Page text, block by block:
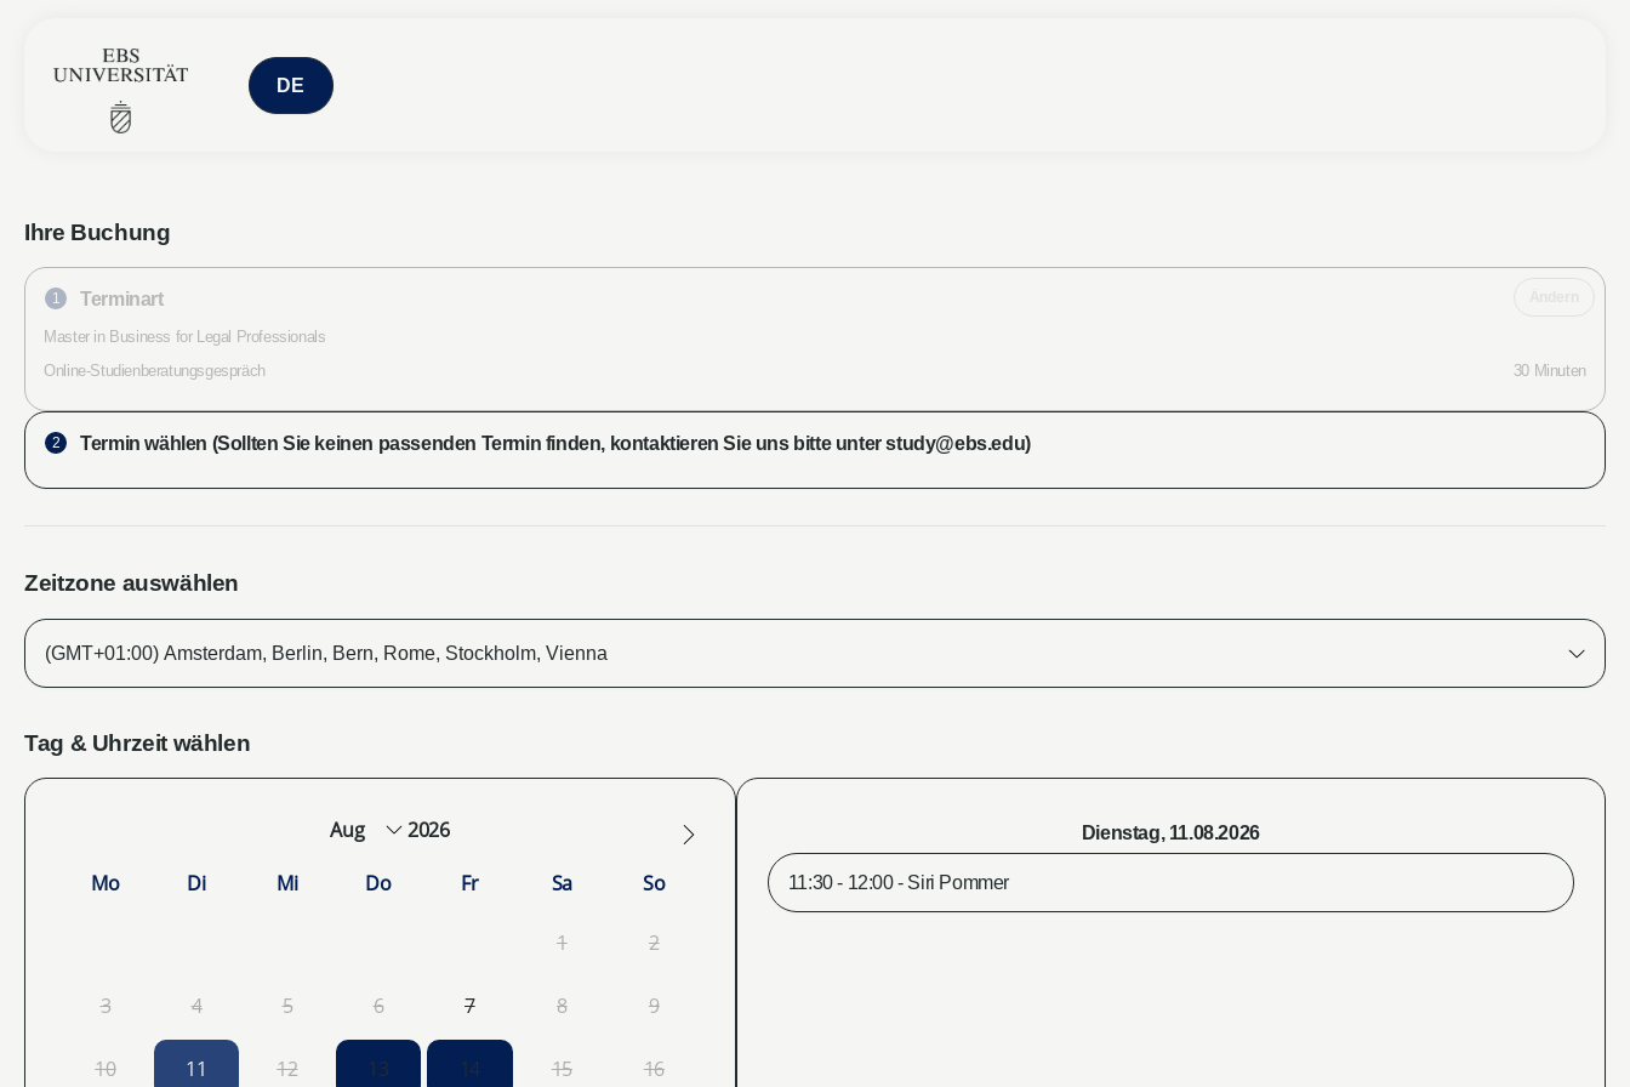
Zeitzone auswählen
Tag & Uhrzeit wählen
2026
Mo
Di Mi Do Fr Sa So
1 2
3 4 5 6 7 8 9
10 11 12 13 14 15 16
Dienstag, 11.08.2026
11:30 - 12:00 - Siri Pommer
Ihre Buchung
1 Terminart
Master in Business for Legal Professionals
Online-Studienberatungsgespräch
30 Minuten
2 Termin wählen (Sollten Sie keinen passenden Termin finden, kontaktieren Sie uns bitte unter study@ebs.edu)